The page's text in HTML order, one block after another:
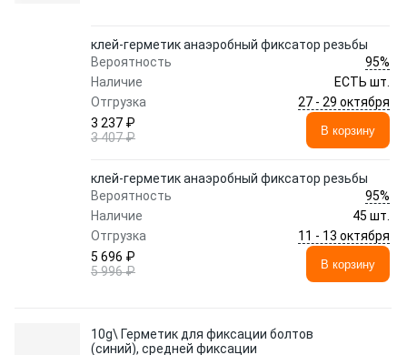
клей-герметик анаэробный фиксатор резьбы
Вероятность
95%
Наличие
ЕСТЬ шт.
Отгрузка
27 - 29 октября
3 237 ₽
3 407 ₽
В корзину
клей-герметик анаэробный фиксатор резьбы
Вероятность
95%
Наличие
45 шт.
Отгрузка
11 - 13 октября
5 696 ₽
5 996 ₽
В корзину
10g\ Герметик для фиксации болтов
(синий), средней фиксации